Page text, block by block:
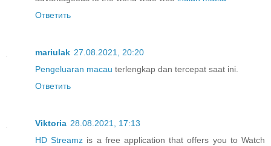
Ответить
mariulak 27.08.2021, 20:20
Pengeluaran macau terlengkap dan tercepat saat ini.
Ответить
Viktoria 28.08.2021, 17:13
HD Streamz is a free application that offers you to Watch